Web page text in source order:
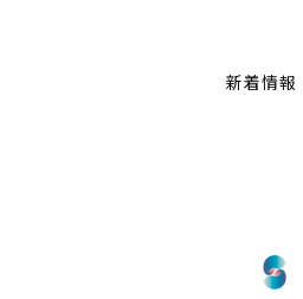
新着情報